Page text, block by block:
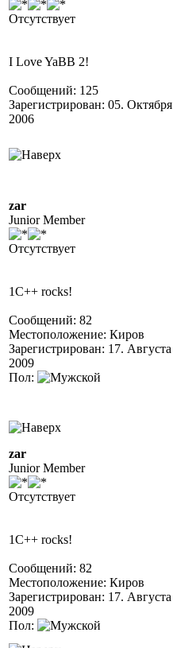
Отсутствует
I Love YaBB 2!
Сообщений: 125
Зарегистрирован: 05. Октября
2006
zar
Junior Member
Отсутствует
1C++ rocks!
Сообщений: 82
Местоположение: Киров
Зарегистрирован: 17. Августа
2009
Пол:
zar
Junior Member
Отсутствует
1C++ rocks!
Сообщений: 82
Местоположение: Киров
Зарегистрирован: 17. Августа
2009
Пол: